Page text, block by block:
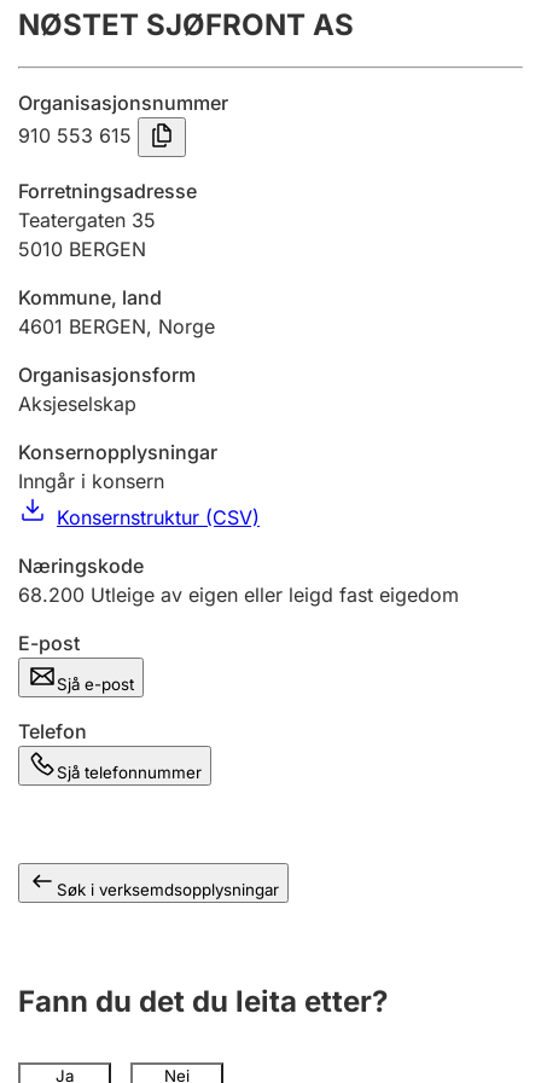
Årsrekneskap
Innsending og forseinkingsgebyr
Tinglysing
Jeger
Ektepaktrettleiaren
Andre tema
NØSTET SJØFRONT AS
Organisasjonsnummer
910 553 615
Forretningsadresse
Teatergaten 35
5010 BERGEN
Kommune, land
4601 BERGEN, Norge
Organisasjonsform
Aksjeselskap
Konsernopplysningar
Inngår i konsern
Konsernstruktur (CSV)
Næringskode
68.200 Utleige av eigen eller leigd fast eigedom
E-post
Sjå e-post
Telefon
Sjå telefonnummer
Søk i verksemdsopplysningar
Fann du det du leita etter?
Ja Nei